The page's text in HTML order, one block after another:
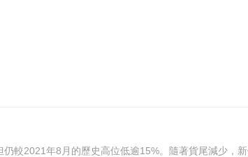
較2021年8月的歷史高位低逾15%。隨著貨尾減少，